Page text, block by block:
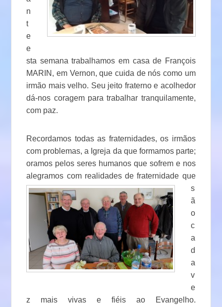
n
t
e
e
sta semana trabalhamos em casa de François
MARIN, em Vernon, que cuida de nós como um
irmão mais velho. Seu jeito fraterno e acolhedor
dá-nos coragem para trabalhar tranquilamente,
com paz.
Recordamos todas as fraternidades, os irmãos
com problemas, a Igreja da que formamos parte;
oramos pelos seres humanos que sofrem e nos
alegramos com realidades de fraternidade que
s
ã
o
c
a
d
a
v
e
z mais vivas e fiéis ao Evangelho.